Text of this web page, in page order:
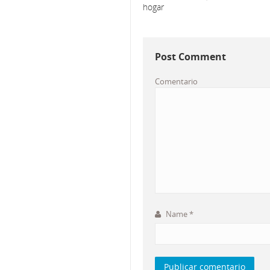
hogar
Post Comment
Comentario
Name*